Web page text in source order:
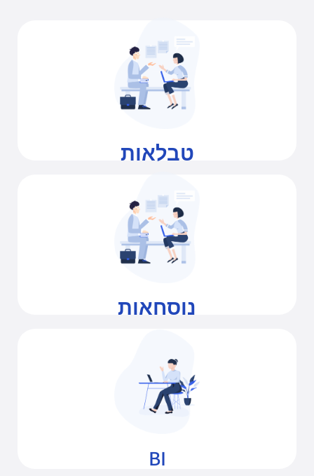
טבלאות
שימוש בטבלאות וסיכומים מתקדמים
נוסחאות
היכרות ושימוש נכון בנוסחאות מתקדמות
BI
שימוש בכלי בינה עסקית (Excel BI)